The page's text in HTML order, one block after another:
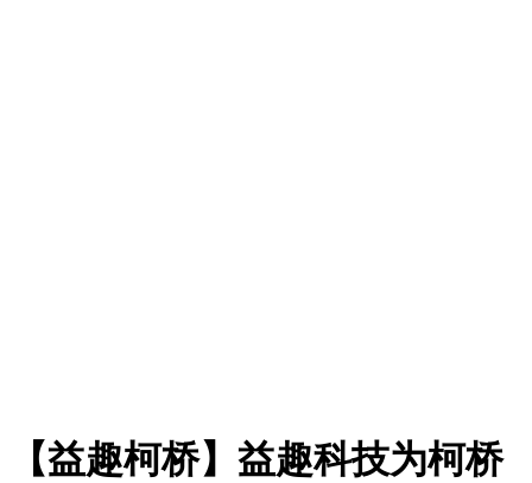
【益趣柯桥】益趣科技为柯桥